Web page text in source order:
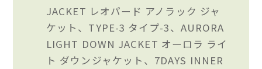
JACKET レオパード アノラック ジャ
ケット、TYPE-3 タイプ-3、AURORA
LIGHT DOWN JACKET オーロラ ライ
ト ダウンジャケット、7DAYS INNER